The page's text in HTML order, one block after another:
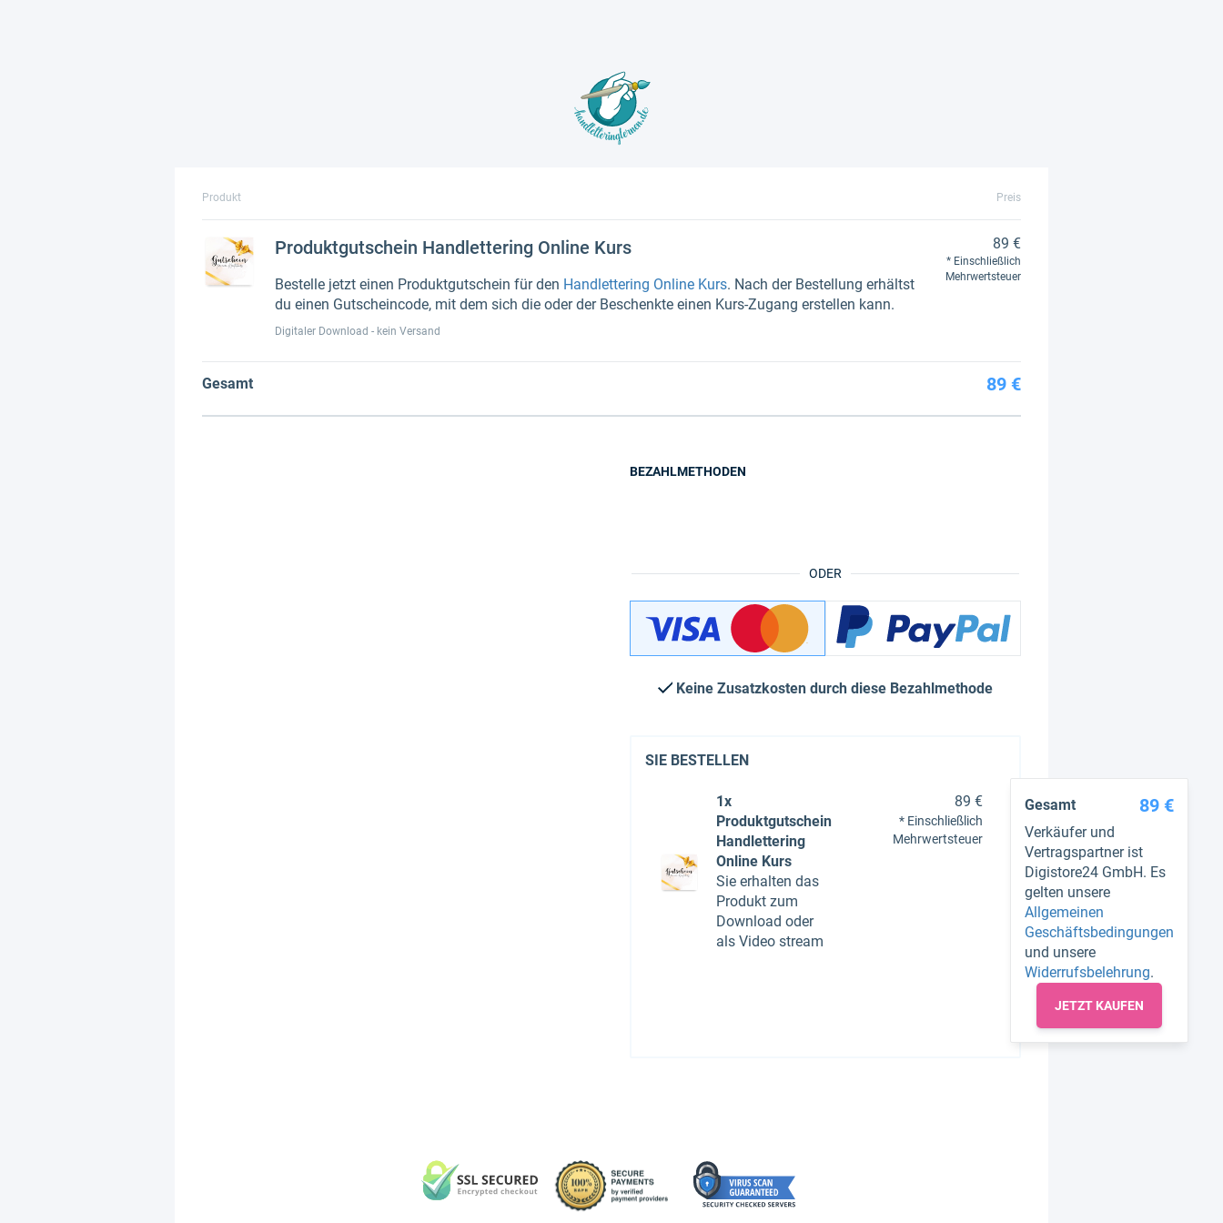
Produkt Preis
Produktgutschein Handlettering Online Kurs
Bestelle jetzt einen Produktgutschein für den Handlettering Online Kurs. Nach der Bestellung erhältst
du einen Gutscheincode, mit dem sich die oder der Beschenkte einen Kurs-Zugang erstellen kann.
Digitaler Download - kein Versand
89 €
Einschließlich
Mehrwertsteuer
Gesamt 89 €
ODER
BEZAHLMETHODEN
Keine Zusatzkosten durch diese Bezahlmethode
SIE BESTELLEN
1x
Produktgutschein
Handlettering
Online Kurs
Sie erhalten das
Produkt zum
Download oder
als Video stream
89 €
* Einschließlich
Mehrwertsteuer
Gesamt 89 €
Verkäufer und
Vertragspartner ist
Digistore24 GmbH. Es
gelten unsere
Allgemeinen
Geschäftsbedingungen
und unsere
Widerrufsbelehrung.
JETZT KAUFEN